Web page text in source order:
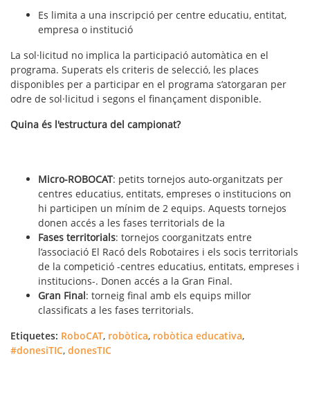
Es limita a una inscripció per centre educatiu, entitat,
empresa o institució
La sol·licitud no implica la participació automàtica en el
programa. Superats els criteris de selecció, les places
disponibles per a participar en el programa s’atorgaran per
odre de sol·licitud i segons el finançament disponible.
Quina és l'estructura del campionat?
Micro-ROBOCAT: petits tornejos auto-organitzats per
centres educatius, entitats, empreses o institucions on
hi participen un mínim de 2 equips. Aquests tornejos
donen accés a les fases territorials de la
Fases territorials: tornejos coorganitzats entre
l’associació El Racó dels Robotaires i els socis territorials
de la competició -centres educatius, entitats, empreses i
institucions-. Donen accés a la Gran Final.
Gran Final: torneig final amb els equips millor
classificats a les fases territorials.
Etiquetes: RoboCAT, robòtica, robòtica educativa,
#donesiTIC, donesTIC